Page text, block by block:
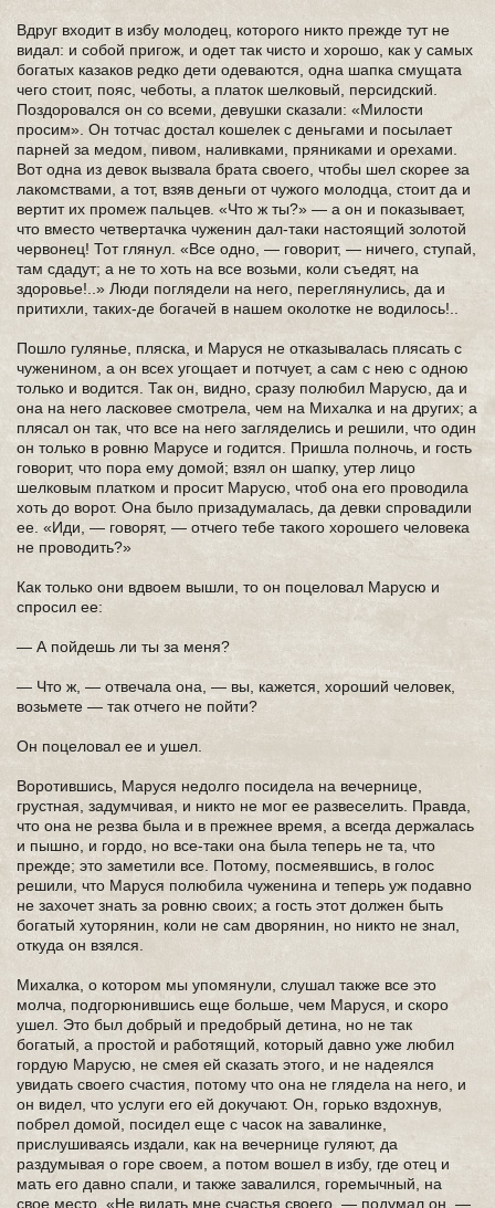
Вдруг входит в избу молодец, которого никто прежде тут не
видал: и собой пригож, и одет так чисто и хорошо, как у самых
богатых казаков редко дети одеваются, одна шапка смущата
чего стоит, пояс, чеботы, а платок шелковый, персидский.
Поздоровался он со всеми, девушки сказали: «Милости
просим». Он тотчас достал кошелек с деньгами и посылает
парней за медом, пивом, наливками, пряниками и орехами.
Вот одна из девок вызвала брата своего, чтобы шел скорее за
лакомствами, а тот, взяв деньги от чужого молодца, стоит да и
вертит их промеж пальцев. «Что ж ты?» — а он и показывает,
что вместо четвертачка чуженин дал-таки настоящий золотой
червонец! Тот глянул. «Все одно, — говорит, — ничего, ступай,
там сдадут; а не то хоть на все возьми, коли съедят, на
здоровье!..» Люди поглядели на него, переглянулись, да и
притихли, таких-де богачей в нашем околотке не водилось!..
Пошло гулянье, пляска, и Маруся не отказывалась плясать с
чуженином, а он всех угощает и потчует, а сам с нею с одною
только и водится. Так он, видно, сразу полюбил Марусю, да и
она на него ласковее смотрела, чем на Михалка и на других; а
плясал он так, что все на него загляделись и решили, что один
он только в ровню Марусе и годится. Пришла полночь, и гость
говорит, что пора ему домой; взял он шапку, утер лицо
шелковым платком и просит Марусю, чтоб она его проводила
хоть до ворот. Она было призадумалась, да девки спровадили
ее. «Иди, — говорят, — отчего тебе такого хорошего человека
не проводить?»
Как только они вдвоем вышли, то он поцеловал Марусю и
спросил ее:
— А пойдешь ли ты за меня?
— Что ж, — отвечала она, — вы, кажется, хороший человек,
возьмете — так отчего не пойти?
Он поцеловал ее и ушел.
Воротившись, Маруся недолго посидела на вечернице,
грустная, задумчивая, и никто не мог ее развеселить. Правда,
что она не резва была и в прежнее время, а всегда держалась
и пышно, и гордо, но все-таки она была теперь не та, что
прежде; это заметили все. Потому, посмеявшись, в голос
решили, что Маруся полюбила чуженина и теперь уж подавно
не захочет знать за ровню своих; а гость этот должен быть
богатый хуторянин, коли не сам дворянин, но никто не знал,
откуда он взялся.
Михалка, о котором мы упомянули, слушал также все это
молча, подгорюнившись еще больше, чем Маруся, и скоро
ушел. Это был добрый и предобрый детина, но не так
богатый, а простой и работящий, который давно уже любил
гордую Марусю, не смея ей сказать этого, и не надеялся
увидать своего счастия, потому что она не глядела на него, и
он видел, что услуги его ей докучают. Он, горько вздохнув,
побрел домой, посидел еще с часок на завалинке,
прислушиваясь издали, как на вечернице гуляют, да
раздумывая о горе своем, а потом вошел в избу, где отец и
мать его давно спали, и также завалился, горемычный, на
свое место. «Не видать мне счастья своего, — подумал он, —